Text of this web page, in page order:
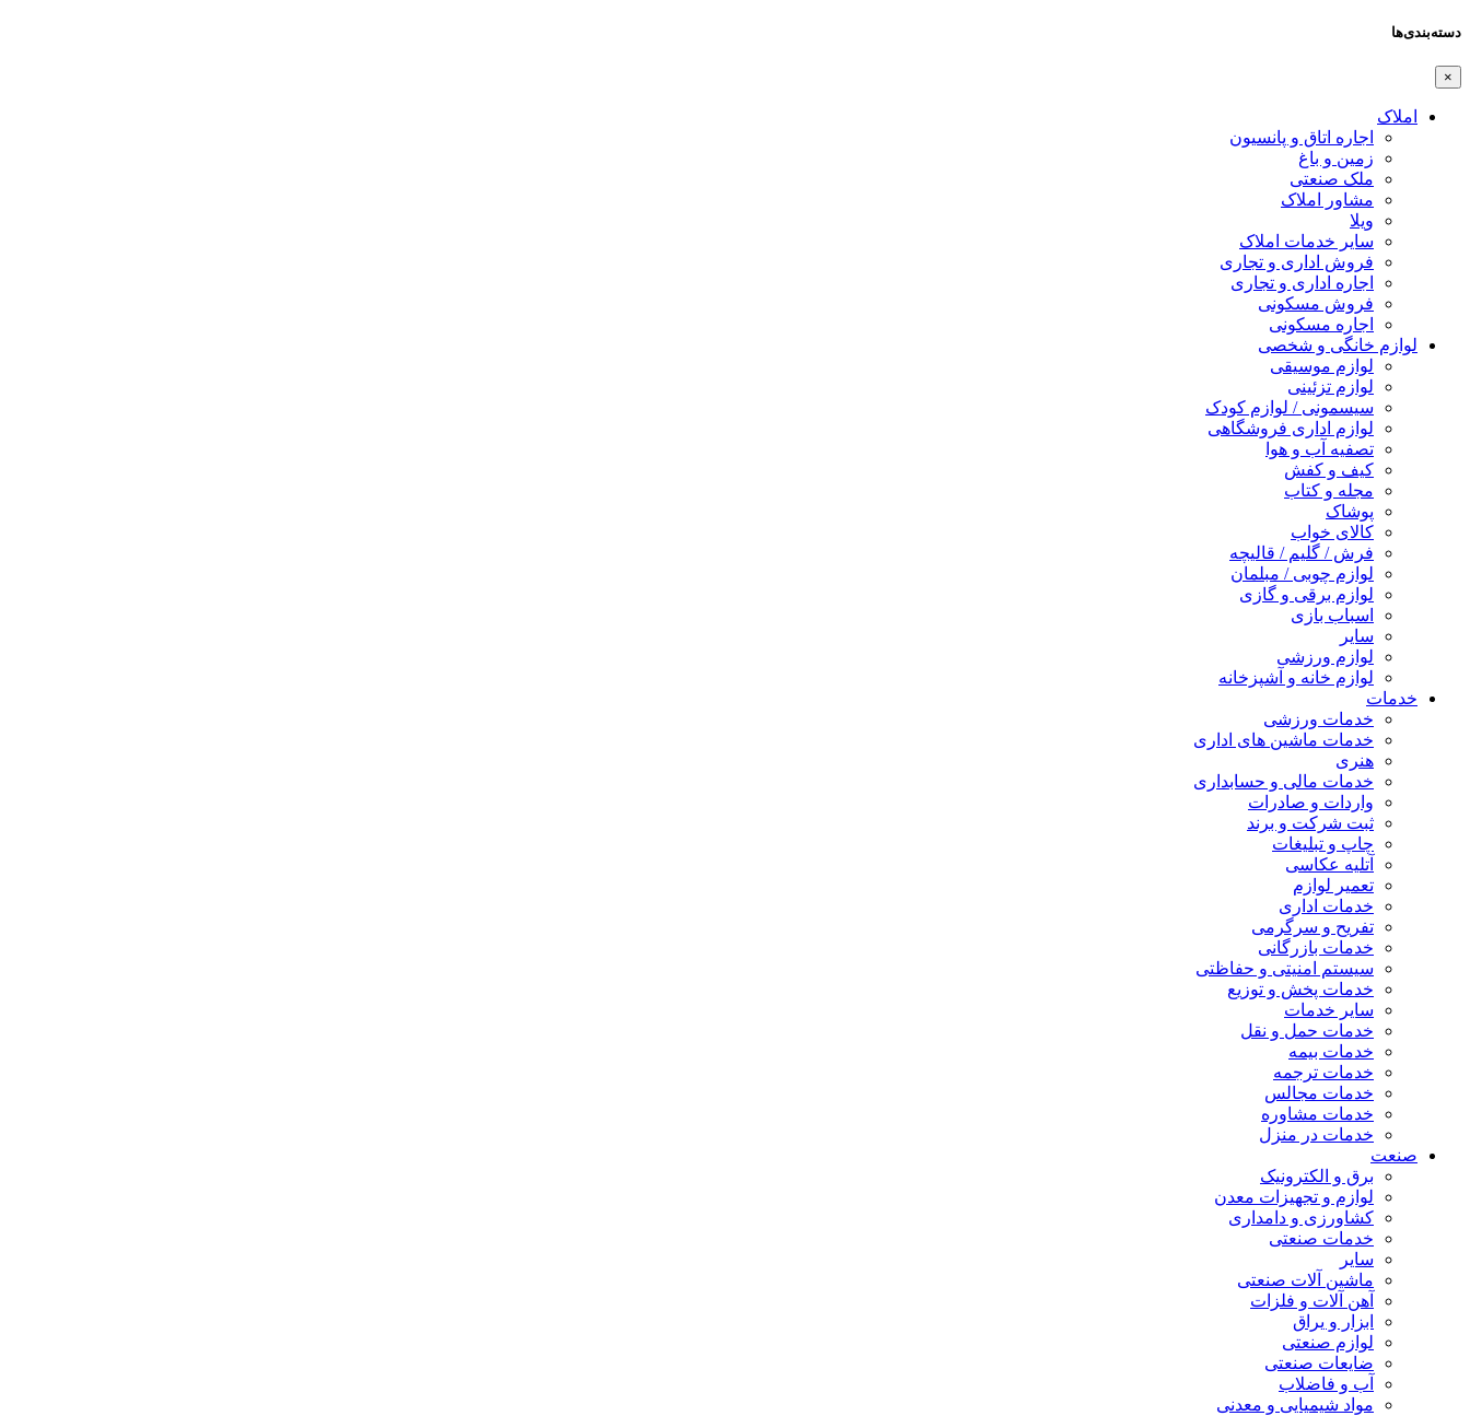
دسته‌بندی‌ها
×
املاک
اجاره اتاق و پانسیون
زمین و باغ
ملک صنعتی
مشاور املاک
ویلا
سایر خدمات املاک
فروش اداری و تجاری
اجاره اداری و تجاری
فروش مسکونی
اجاره مسکونی
لوازم خانگی و شخصی
لوازم موسیقی
لوازم تزئینی
سیسمونی / لوازم کودک
لوازم اداری فروشگاهی
تصفیه آب و هوا
کیف و کفش
مجله و کتاب
پوشاک
کالای خواب
فرش / گلیم / قالیچه
لوازم چوبی / مبلمان
لوازم برقی و گازی
اسباب بازی
سایر
لوازم ورزشی
لوازم خانه و آشپزخانه
خدمات
خدمات ورزشی
خدمات ماشین های اداری
هنری
خدمات مالی و حسابداری
واردات و صادرات
ثبت شرکت و برند
چاپ و تبلیغات
آتلیه عکاسی
تعمیر لوازم
خدمات اداری
تفریح و سرگرمی
خدمات بازرگانی
سیستم امنیتی و حفاظتی
خدمات پخش و توزیع
سایر خدمات
خدمات حمل و نقل
خدمات بیمه
خدمات ترجمه
خدمات مجالس
خدمات مشاوره
خدمات در منزل
صنعت
برق و الکترونیک
لوازم و تجهیزات معدن
کشاورزی و دامداری
خدمات صنعتی
سایر
ماشین آلات صنعتی
آهن آلات و فلزات
ابزار و یراق
لوازم صنعتی
ضایعات صنعتی
آب و فاضلاب
مواد شیمیایی و معدنی